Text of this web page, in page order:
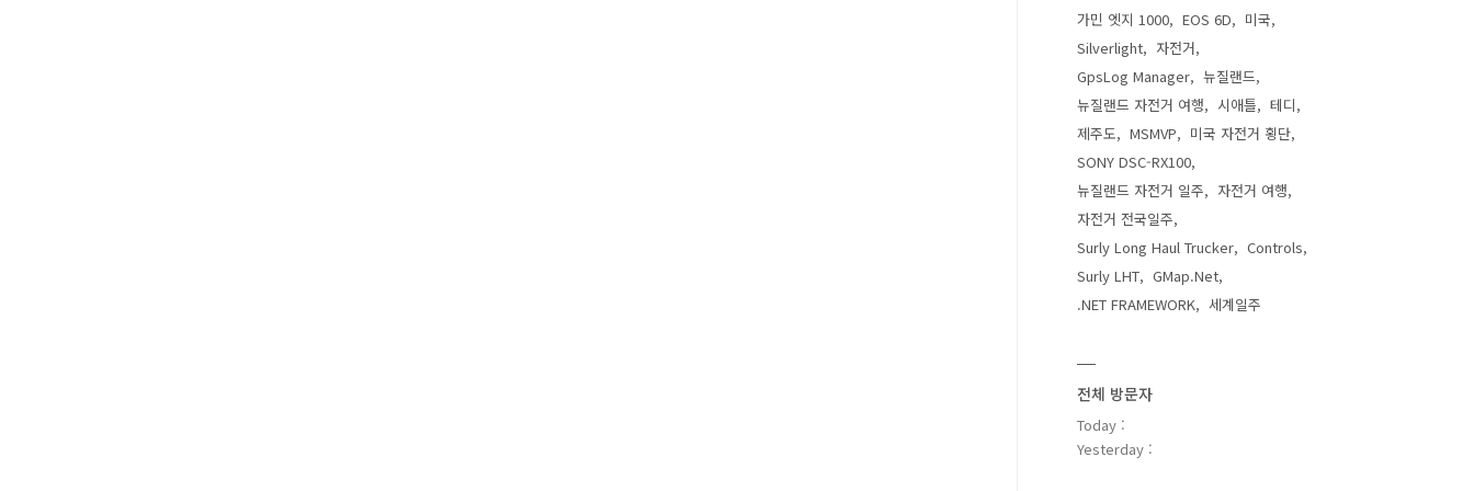
가민 엣지 1000
EOS 6D
미국
Silverlight
자전거
GpsLog Manager
뉴질랜드
뉴질랜드 자전거 여행
시애틀
테디
제주도
MSMVP
미국 자전거 횡단
SONY DSC-RX100
뉴질랜드 자전거 일주
자전거 여행
자전거 전국일주
Surly Long Haul Trucker
Controls
Surly LHT
GMap.Net
.NET FRAMEWORK
세계일주
전체 방문자
Today :
Yesterday :